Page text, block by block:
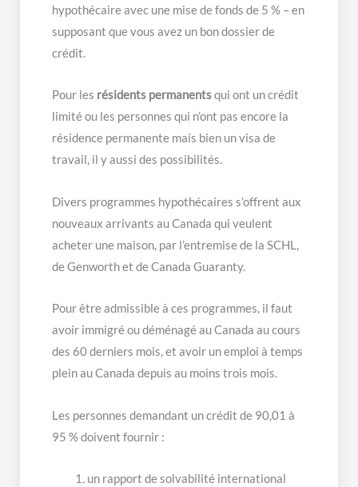
hypothécaire avec une mise de fonds de 5 % – en
supposant que vous avez un bon dossier de
crédit.
Pour les résidents permanentsqui ont un crédit
limité ou les personnes qui n’ont pas encore la
résidence permanente mais bien un visa de
travail, il y aussi des possibilités.
Divers programmes hypothécaires s’offrent aux
nouveaux arrivants au Canada qui veulent
acheter une maison, par l’entremise de la SCHL,
de Genworth et de Canada Guaranty.
Pour être admissible à ces programmes, il faut
avoir immigré ou déménagé au Canada au cours
des 60 derniers mois, et avoir un emploi à temps
plein au Canada depuis au moins trois mois.
Les personnes demandant un crédit de 90,01 à
95 % doivent fournir :
un rapport de solvabilité international